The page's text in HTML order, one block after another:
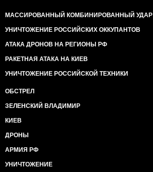
МАССИРОВАННЫЙ КОМБИНИРОВАННЫЙ УДАР
УНИЧТОЖЕНИЕ РОССИЙСКИХ ОККУПАНТОВ
АТАКА ДРОНОВ НА РЕГИОНЫ РФ
РАКЕТНАЯ АТАКА НА КИЕВ
УНИЧТОЖЕНИЕ РОССИЙСКОЙ ТЕХНИКИ
ОБСТРЕЛ
ЗЕЛЕНСКИЙ ВЛАДИМИР
КИЕВ
ДРОНЫ
АРМИЯ РФ
УНИЧТОЖЕНИЕ